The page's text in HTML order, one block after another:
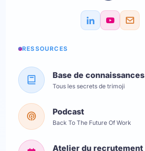
RESSOURCES
Base de connaissances
Tous les secrets de trimoji
Podcast
Back To The Future Of Work
Atelier du recrutement